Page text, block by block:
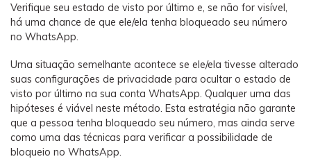
Verifique seu estado de visto por último e, se não for visível,
há uma chance de que ele/ela tenha bloqueado seu número
no WhatsApp.
Uma situação semelhante acontece se ele/ela tivesse alterado
suas configurações de privacidade para ocultar o estado de
visto por último na sua conta WhatsApp. Qualquer uma das
hipóteses é viável neste método. Esta estratégia não garante
que a pessoa tenha bloqueado seu número, mas ainda serve
como uma das técnicas para verificar a possibilidade de
bloqueio no WhatsApp.